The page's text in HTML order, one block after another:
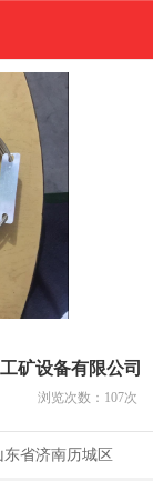
矿设备有限公司
浏览次数： 107次
东省济南历城区